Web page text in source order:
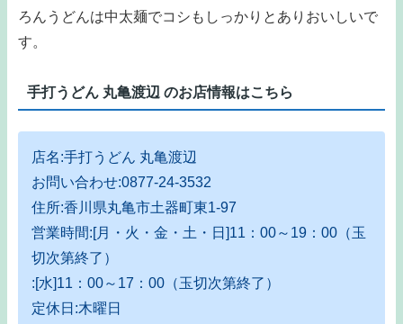
ろんうどんは中太麺でコシもしっかりとありおいしいで
す。
手打うどん 丸亀渡辺 のお店情報はこちら
店名:手打うどん 丸亀渡辺
お問い合わせ:0877-24-3532
住所:香川県丸亀市土器町東1-97
営業時間:[月・火・金・土・日]11：00～19：00（玉
切次第終了）
:[水]11：00～17：00（玉切次第終了）
定休日:木曜日